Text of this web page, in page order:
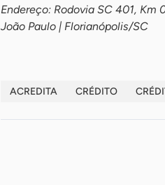
Endereço: Rodovia SC 401, Km
João Paulo | Florianópolis/SC
ACREDITA CRÉDITO